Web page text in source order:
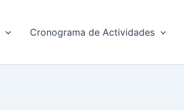
Cronograma de Actividades